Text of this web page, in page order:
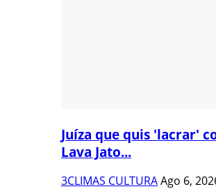
Juíza que quis 'lacrar'
Lava Jato...
3CLIMAS CULTURAAgo 6,